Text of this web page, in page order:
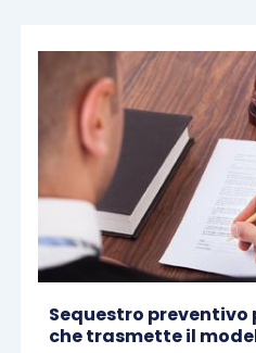
Sequestro
che trasmette il